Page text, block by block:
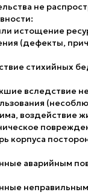
не
истощение
(дефекты,
стихийных
вследствие
воздействие
корпуса
аварийным